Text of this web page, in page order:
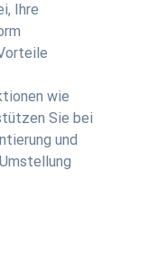
Ihre
wie
Sie bei
und